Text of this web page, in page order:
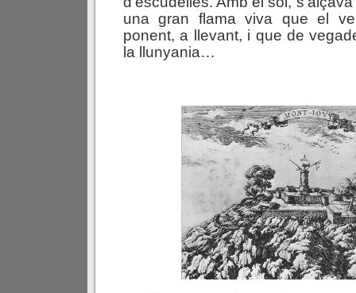
una gran flama viva que el
ponent, a llevant, i que de
la llunyania…